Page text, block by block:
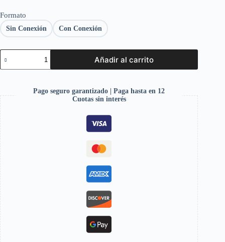
Formato
Sin Conexión Con Conexión
Añadir al carrito
Pago seguro garantizado | Paga hasta en 12
Cuotas sin interés